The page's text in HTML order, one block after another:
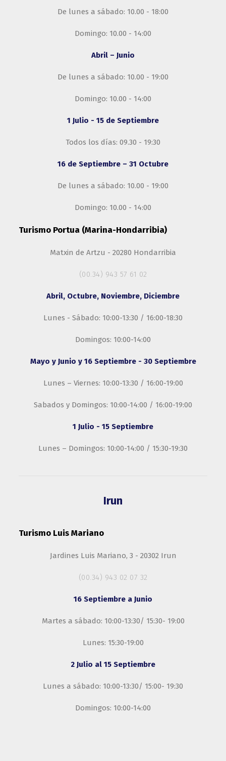
De lunes a sábado: 10.00 - 18:00
Domingo: 10.00 - 14:00
Abril – Junio
De lunes a sábado: 10.00 - 19:00
Domingo: 10.00 - 14:00
1 Julio - 15 de Septiembre
Todos los días: 09.30 - 19:30
16 de Septiembre – 31 Octubre
De lunes a sábado: 10.00 - 19:00
Domingo: 10.00 - 14:00
Turismo Portua (Marina-Hondarribia)
Matxin de Artzu - 20280 Hondarribia
(00.34) 943 57 61 02
Abril, Octubre, Noviembre, Diciembre
Lunes - Sábado: 10:00-13:30 / 16:00-18:30
Domingos: 10:00-14:00
Mayo y Junio y 16 Septiembre - 30 Septiembre
Lunes – Viernes: 10:00-13:30 / 16:00-19:00
Sabados y Domingos: 10:00-14:00 / 16:00-19:00
1 Julio - 15 Septiembre
Lunes – Domingos: 10:00-14:00 / 15:30-19:30
Irun
Turismo Luis Mariano
Jardines Luis Mariano, 3 - 20302 Irun
(00.34) 943 02 07 32
16 Septiembre a Junio
Martes a sábado: 10:00-13:30/ 15:30- 19:00
Lunes: 15:30-19:00
2 Julio al 15 Septiembre
Lunes a sábado: 10:00-13:30/ 15:00- 19:30
Domingos: 10:00-14:00